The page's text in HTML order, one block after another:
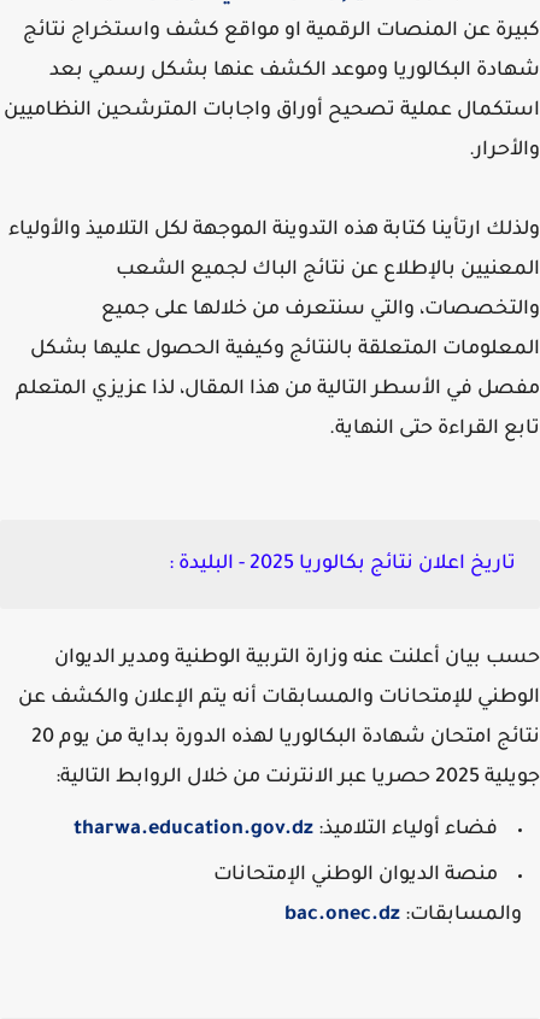
عن المنصات الرقمية او مواقع كشف واستخراج نتائج
البكالوريا وموعد الكشف عنها بشكل رسمي بعد
عملية تصحيح أوراق واجابات المترشحين النظاميين
ارتأينا كتابة هذه التدوينة الموجهة لكل التلاميذ والأولياء
بالإطلاع عن نتائج الباك لجميع الشعب
والتي سنتعرف من خلالها على جميع
المتعلقة بالنتائج وكيفية الحصول عليها بشكل
في الأسطر التالية من هذا المقال، لذا عزيزي المتعلم
القراءة حتى النهاية.
تاريخ اعلان نتائج بكالوريا 2025 - البليدة :
بيان أعلنت عنه وزارة التربية الوطنية ومدير الديوان
للإمتحانات والمسابقات أنه يتم الإعلان والكشف عن
نتائج امتحان شهادة البكالوريا لهذه الدورة بداية من يوم 20
من خلال الروابط التالية:
فضاء أولياء التلاميذ:tharwa.education.gov.dz
منصة الديوان الوطني الإمتحانات
bac.onec.dz